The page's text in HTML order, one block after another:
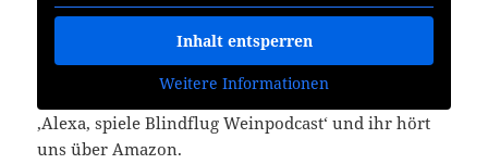
Inhalt entsperren
Weitere Informationen
‚Alexa, spiele Blindflug Weinpodcast‘ und ihr hört
uns über Amazon.